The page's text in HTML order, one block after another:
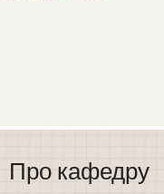
Про кафедру